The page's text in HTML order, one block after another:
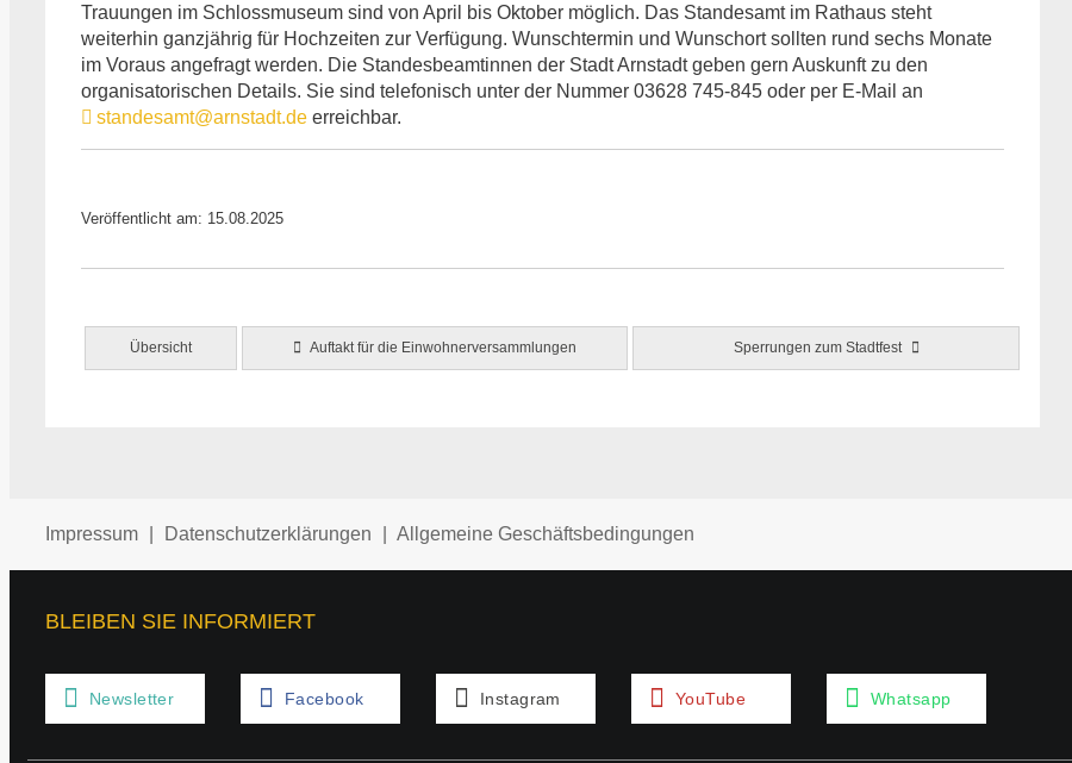
Trauungen im Schlossmuseum sind von April bis Oktober möglich. Das Standesamt im Rathaus steht
weiterhin ganzjährig für Hochzeiten zur Verfügung. Wunschtermin und Wunschort sollten rund sechs Monate
im Voraus angefragt werden. Die Standesbeamtinnen der Stadt Arnstadt geben gern Auskunft zu den
organisatorischen Details. Sie sind telefonisch unter der Nummer 03628 745-845 oder per E-Mail an
standesamt@arnstadt.de erreichbar.
Veröffentlicht am: 15.08.2025
Übersicht Auftakt für die Einwohnerversammlungen Sperrungen zum Stadtfest
Impressum Datenschutzerklärungen Allgemeine Geschäftsbedingungen
BLEIBEN SIE INFORMIERT
Newsletter Facebook Instagram YouTube Whatsapp